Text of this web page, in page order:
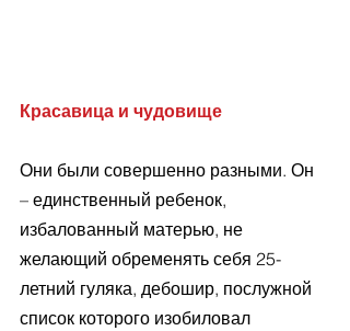
Красавица и чудовище
Они были совершенно разными. Он
– единственный ребенок,
избалованный матерью, не
желающий обременять себя 25-
летний гуляка, дебошир, послужной
список которого изобиловал